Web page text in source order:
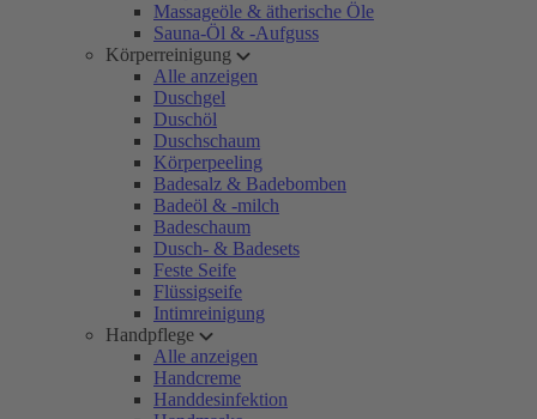
Massageöle & ätherische Öle
Sauna-Öl & -Aufguss
Körperreinigung
Alle anzeigen
Duschgel
Duschöl
Duschschaum
Körperpeeling
Badesalz & Badebomben
Badeöl & -milch
Badeschaum
Dusch- & Badesets
Feste Seife
Flüssigseife
Intimreinigung
Handpflege
Alle anzeigen
Handcreme
Handdesinfektion